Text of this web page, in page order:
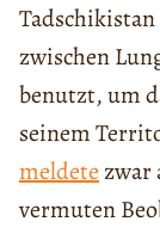
zwischen
benutzt, um
seinem
meldetezwar
vermuten